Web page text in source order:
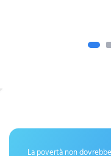
La povertà non